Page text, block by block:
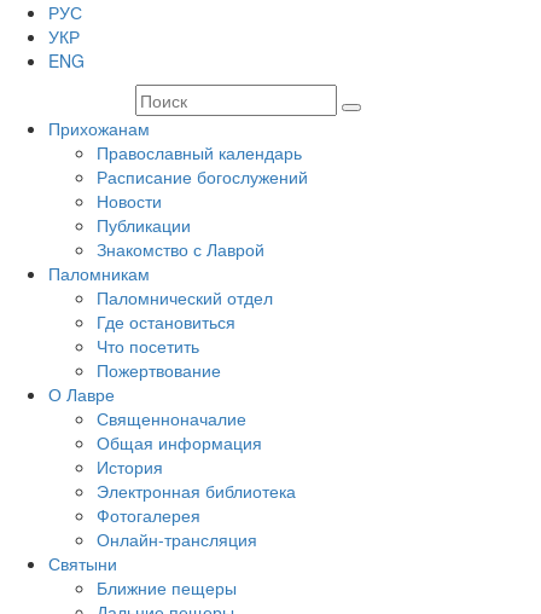
РУС
УКР
ENG
Прихожанам
Православный календарь
Расписание богослужений
Новости
Публикации
Знакомство с Лаврой
Паломникам
Паломнический отдел
Где остановиться
Что посетить
Пожертвование
О Лавре
Священноначалие
Общая информация
История
Электронная библиотека
Фотогалерея
Онлайн-трансляция
Святыни
Ближние пещеры